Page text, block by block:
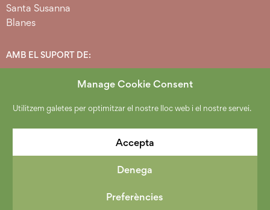
Manage Cookie Consent
Utilitzem galetes per optimitzar el nostre lloc web i el nostre servei.
Accepta
Denega
Preferències
Santa Susanna
Blanes
AMB EL SUPORT DE:
2026 Copyright Espai Agrari Baixa Tordera.Política de protecció de dades